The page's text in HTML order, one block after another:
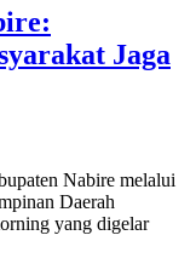
Jaga
Nabire melalui
Daerah
yang digelar